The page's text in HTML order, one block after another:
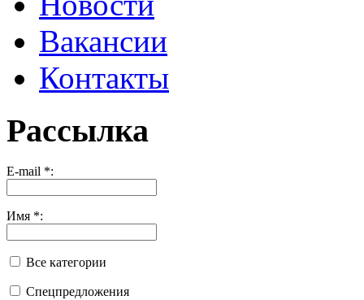
Вакансии
Контакты
Рассылка
E-mail *:
Имя *:
Все категории
Спецпредложения